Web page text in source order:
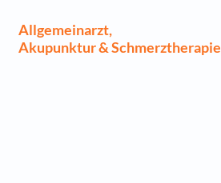
Allgemeinarzt,
Akupunktur & Schmerztherapie